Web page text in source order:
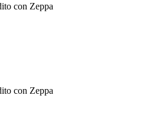
con Zeppa
con Zeppa